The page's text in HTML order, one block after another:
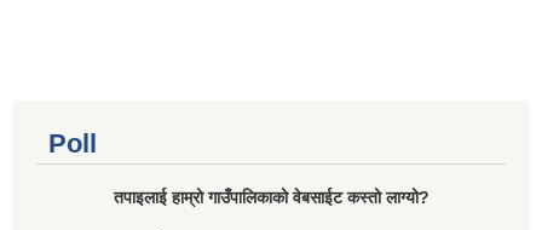
Poll
तपाइलाई हाम्रो गाउँपालिकाको वेबसाईट कस्तो लाग्यो?